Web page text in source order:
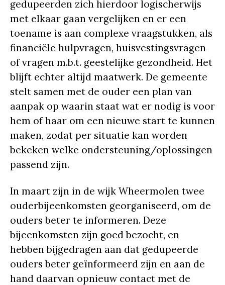
gedupeerden zich hierdoor logischerwijs
met elkaar gaan vergelijken en er een
toename is aan complexe vraagstukken, als
financiële hulpvragen, huisvestingsvragen
of vragen m.b.t. geestelijke gezondheid. Het
blijft echter altijd maatwerk. De gemeente
stelt samen met de ouder een plan van
aanpak op waarin staat wat er nodig is voor
hem of haar om een nieuwe start te kunnen
maken, zodat per situatie kan worden
bekeken welke ondersteuning/oplossingen
passend zijn.
In maart zijn in de wijk Wheermolen twee
ouderbijeenkomsten georganiseerd, om de
ouders beter te informeren. Deze
bijeenkomsten zijn goed bezocht, en
hebben bijgedragen aan dat gedupeerde
ouders beter geïnformeerd zijn en aan de
hand daarvan opnieuw contact met de